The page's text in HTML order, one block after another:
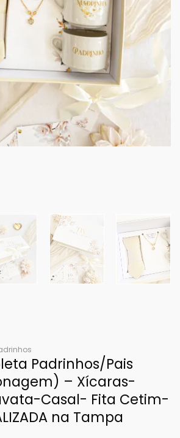
Padrinhos/Pais
– Xícaras-
Casal- Fita Cetim-
na Tampa